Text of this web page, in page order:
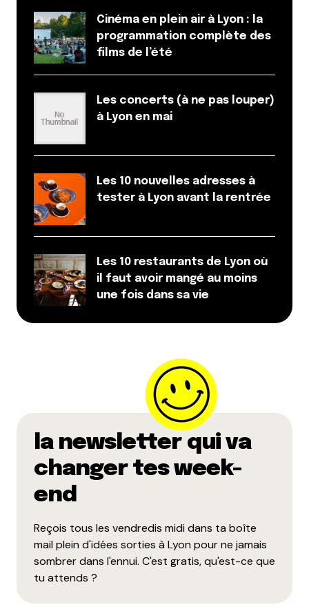
Cinéma en plein air à Lyon : la
programmation complète des
films de l’été
Les concerts (à ne pas louper)
à Lyon en mai
Les 10 nouvelles adresses à
tester à Lyon avant la rentrée
Les 10 restaurants de Lyon où
il faut avoir mangé au moins
une fois dans sa vie
la newsletter qui va
changer tes week-
end
Reçois tous les vendredis midi dans ta boîte
mail plein d'idées sorties à Lyon pour ne jamais
sombrer dans l'ennui. C'est gratis, qu'est-ce que
tu attends ?